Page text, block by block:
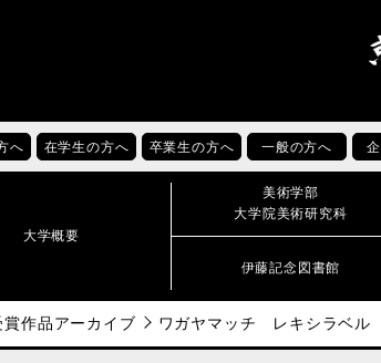
へ 在学生の方へ 卒業生の方へ 一般の方へ
大学概要
美術学部
大学院美術研究科
伊藤記念図書館
賞作品アーカイブ ワガヤマッチ レキシラベル